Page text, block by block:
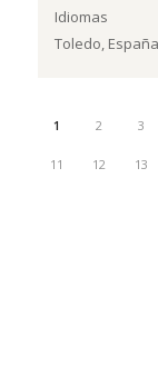
Idiomas
Toledo, España
1 2 3
11 12 13